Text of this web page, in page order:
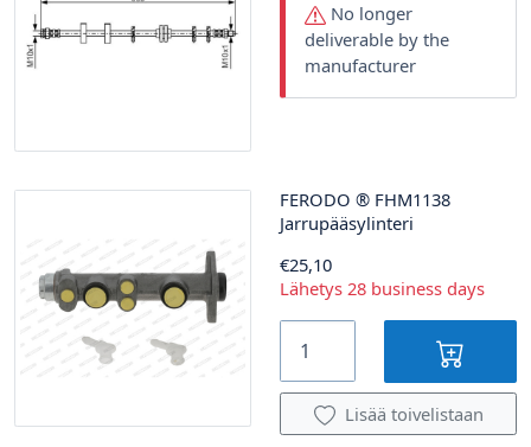
No longer
deliverable by the
manufacturer
FERODO ® FHM1138
Jarrupääsylinteri
€25,10
Lähetys 28 business days
Lisää toivelistaan